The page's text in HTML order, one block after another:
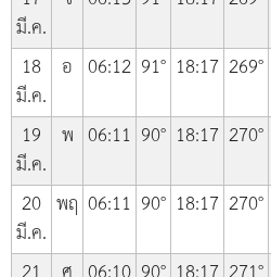
มี.ค.
18
มี.ค.
อ 06:12 91° 18:17 269°
19
มี.ค.
พ 06:11 90° 18:17 270°
20
มี.ค.
พฤ 06:11 90° 18:17 270°